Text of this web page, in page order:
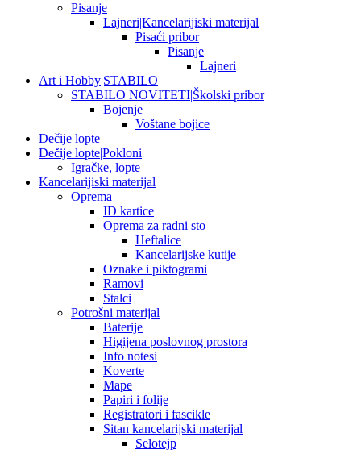
Pisanje
Lajneri|Kancelarijiski materijal
Pisaći pribor
Pisanje
Lajneri
Art i Hobby|STABILO
STABILO NOVITETI|Školski pribor
Bojenje
Voštane bojice
Dečije lopte
Dečije lopte|Pokloni
Igračke, lopte
Kancelarijiski materijal
Oprema
ID kartice
Oprema za radni sto
Heftalice
Kancelarijske kutije
Oznake i piktogrami
Ramovi
Stalci
Potrošni materijal
Baterije
Higijena poslovnog prostora
Info notesi
Koverte
Mape
Papiri i folije
Registratori i fascikle
Sitan kancelarijski materijal
Selotejp